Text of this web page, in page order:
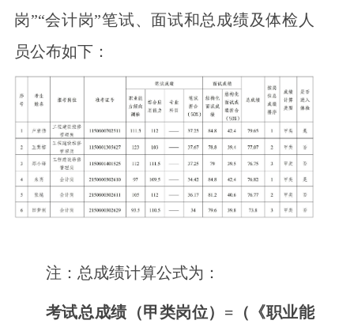
岗”“会计岗”笔试、面试和总成绩及体检人
员公布如下：
注：总成绩计算公式为：
考试总成绩（甲类岗位）=（《职业能